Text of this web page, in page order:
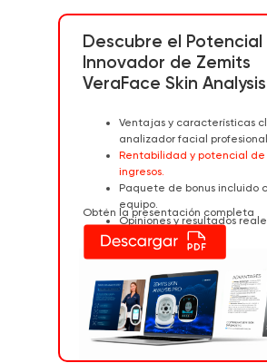
Ventajas y características
analizador facial
Rentabilidad y potencial de
ingresos.
Paquete de bonus incluido
equipo.
Opiniones y resultados
Descubre el Potencial
Innovador de Zemits
VeraFace Skin
Obtén la presentación completa